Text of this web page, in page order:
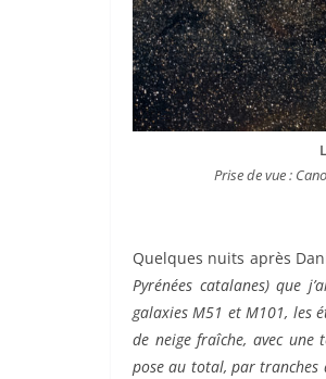
Prise de vue :
Quelques nuits après
Pyrénées catalanes) que
galaxies M51 et M101, les
de neige fraîche, avec une
pose au total, par tranches